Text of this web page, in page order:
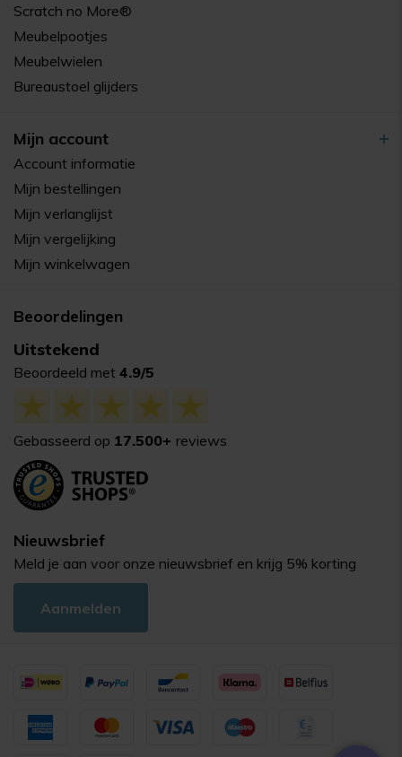
Scratch no More®
Meubelpootjes
Meubelwielen
Bureaustoel glijders
Mijn account
Account informatie
Mijn bestellingen
Mijn verlanglijst
Mijn vergelijking
Mijn winkelwagen
Beoordelingen
Uitstekend
Beoordeeld met 4.9/5
Gebasseerd op 17.500+ reviews
Nieuwsbrief
Meld je aan voor onze nieuwsbrief en krijg 5% korting
Aanmelden